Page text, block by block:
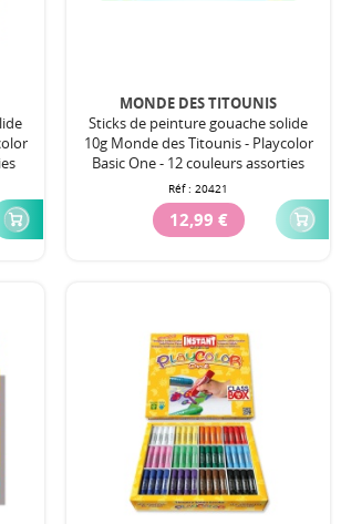
MONDE DES TITOUNIS
Sticks de peinture gouache solide
10g Monde des Titounis - Playcolor
Basic One - 12 couleurs assorties
Réf :20421
12,99 €